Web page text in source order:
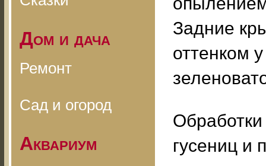
Дом и дача
Ремонт
Сад и огород
Аквариум
Задние
оттенком
гусениц и